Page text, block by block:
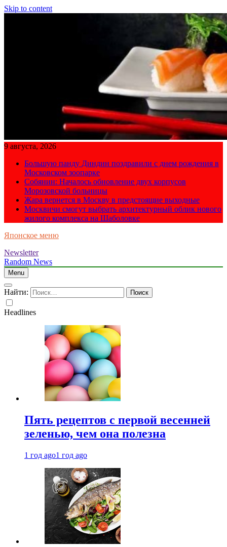
Skip to content
9 августа, 2026
Большую панду Диндин поздравили с днем рождения в
Московском зоопарке
Собянин: Началось обновление двух корпусов
Морозовской больницы
Жара вернется в Москву в предстоящие выходные
Москвичи смогут выбрать архитектурный облик нового
жилого комплекса на Шаболовке
Японское меню
Newsletter
Random News
Menu
Найти:
Headlines
Пять рецептов с первой весенней
зеленью, чем она полезна
1 год ago1 год ago